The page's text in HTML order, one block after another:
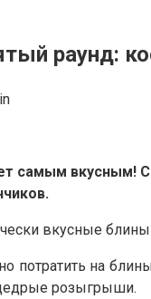
раунд:
самым
на
розыгрыши.